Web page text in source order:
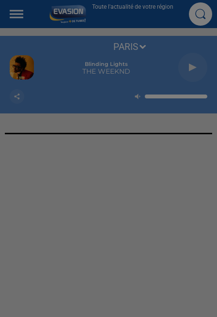
Toute l'actualité de votre région
Blinding Lights
THE WEEKND
PARIS